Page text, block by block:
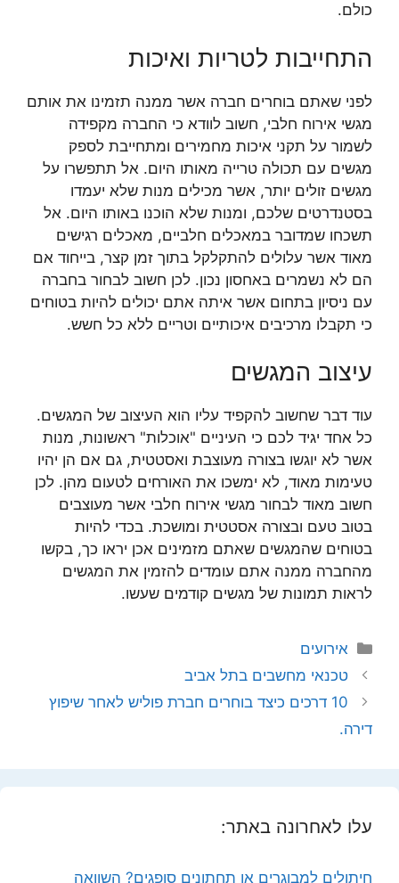
כולם.
התחייבות לטריות ואיכות
לפני שאתם בוחרים חברה אשר ממנה תזמינו את אותם
מגשי אירוח חלבי, חשוב לוודא כי החברה מקפידה
לשמור על תקני איכות מחמירים ומתחייבת לספק
מגשים עם תכולה טרייה מאותו היום. אל תתפשרו על
מגשים זולים יותר, אשר מכילים מנות שלא יעמדו
בסטנדרטים שלכם, ומנות שלא הוכנו באותו היום. אל
תשכחו שמדובר במאכלים חלביים, מאכלים רגישים
מאוד אשר עלולים להתקלקל בתוך זמן קצר, בייחוד אם
הם לא נשמרים באחסון נכון. לכן חשוב לבחור בחברה
עם ניסיון בתחום אשר איתה אתם יכולים להיות בטוחים
כי תקבלו מרכיבים איכותיים וטריים ללא כל חשש.
עיצוב המגשים
עוד דבר שחשוב להקפיד עליו הוא העיצוב של המגשים.
כל אחד יגיד לכם כי העיניים "אוכלות" ראשונות, מנות
אשר לא יוגשו בצורה מעוצבת ואסטטית, גם אם הן יהיו
טעימות מאוד, לא ימשכו את האורחים לטעום מהן. לכן
חשוב מאוד לבחור מגשי אירוח חלבי אשר מעוצבים
בטוב טעם ובצורה אסטטית ומושכת. בכדי להיות
בטוחים שהמגשים שאתם מזמינים אכן יראו כך, בקשו
מהחברה ממנה אתם עומדים להזמין את המגשים
לראות תמונות של מגשים קודמים שעשו.
קטגוריות
אירועים
טכנאי מחשבים בתל אביב
10 דרכים כיצד בוחרים חברת פוליש לאחר שיפוץ
דירה.
עלו לאחרונה באתר:
חיתולים למבוגרים או תחתונים סופגים? השוואה